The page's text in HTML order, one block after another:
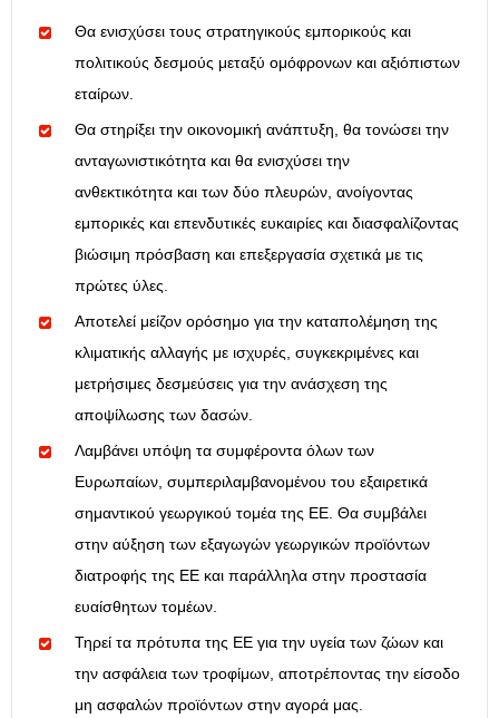
Θα ενισχύσει τους στρατηγικούς εμπορικούς και
πολιτικούς δεσμούς μεταξύ ομόφρονων και αξιόπιστων
εταίρων.
Θα στηρίξει την οικονομική ανάπτυξη, θα τονώσει την
ανταγωνιστικότητα και θα ενισχύσει την
ανθεκτικότητα και των δύο πλευρών, ανοίγοντας
εμπορικές και επενδυτικές ευκαιρίες και διασφαλίζοντας
βιώσιμη πρόσβαση και επεξεργασία σχετικά με τις
πρώτες ύλες.
Αποτελεί μείζον ορόσημο για την καταπολέμηση της
κλιματικής αλλαγής με ισχυρές, συγκεκριμένες και
μετρήσιμες δεσμεύσεις για την ανάσχεση της
αποψίλωσης των δασών.
Λαμβάνει υπόψη τα συμφέροντα όλων των
Ευρωπαίων, συμπεριλαμβανομένου του εξαιρετικά
σημαντικού γεωργικού τομέα της ΕΕ. Θα συμβάλει
στην αύξηση των εξαγωγών γεωργικών προϊόντων
διατροφής της ΕΕ και παράλληλα στην προστασία
ευαίσθητων τομέων.
Τηρεί τα πρότυπα της ΕΕ για την υγεία των ζώων και
την ασφάλεια των τροφίμων, αποτρέποντας την είσοδο
μη ασφαλών προϊόντων στην αγορά μας.